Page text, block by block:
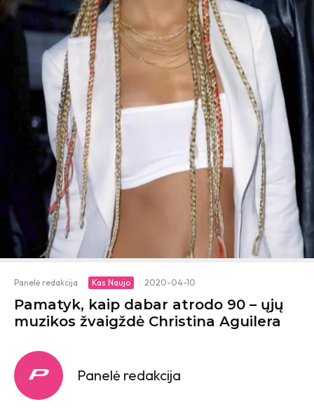
Panelė redakcija · Kas Naujo · 2020-04-10
Pamatyk, kaip dabar atrodo 90 – ųjų
muzikos žvaigždė Christina Aguilera
Panelė redakcija